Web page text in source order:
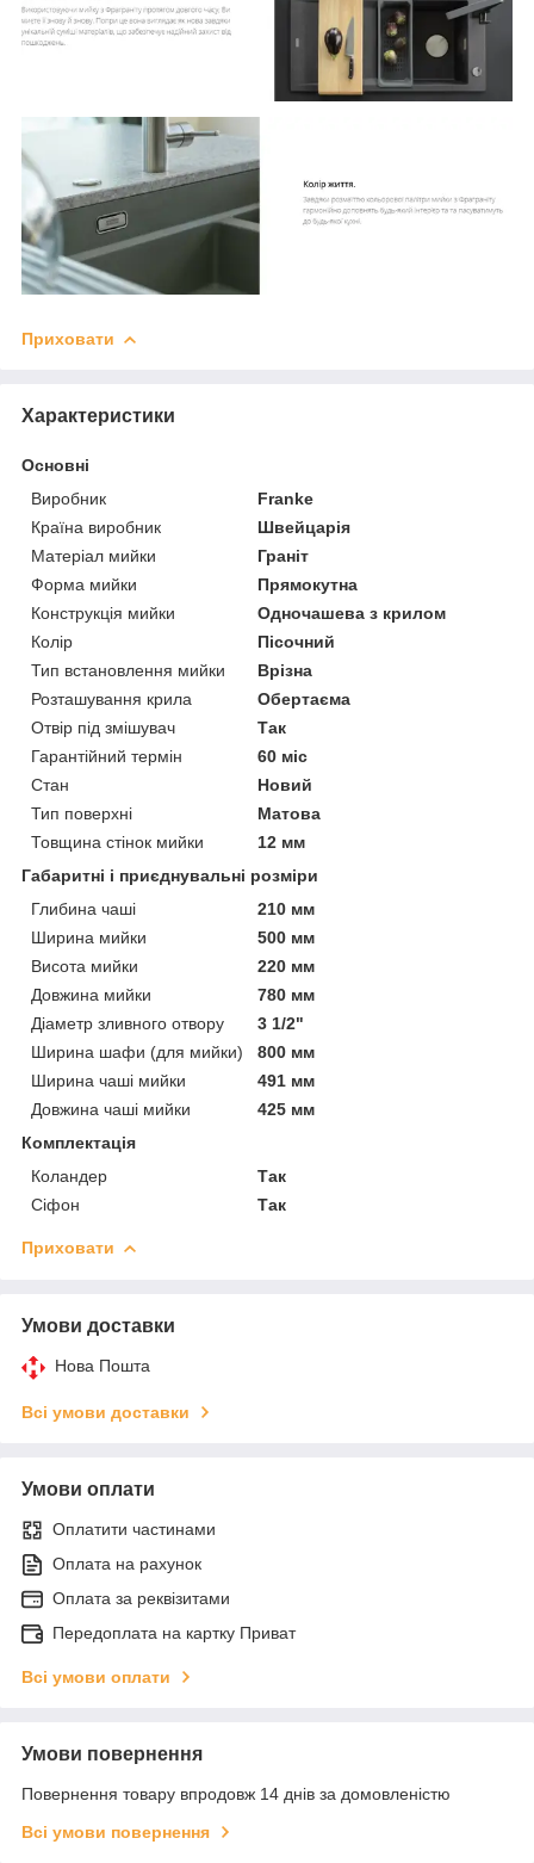
Приховати
Характеристики
Основні
Виробник
Franke
Країна виробник
Швейцарія
Матеріал мийки
Граніт
Форма мийки
Прямокутна
Конструкція мийки
Одночашева з крилом
Колір
Пісочний
Тип встановлення мийки
Врізна
Розташування крила
Обертаєма
Отвір під змішувач
Так
Гарантійний термін
60 міс
Стан
Новий
Тип поверхні
Матова
Товщина стінок мийки
12 мм
Габаритні і приєднувальні розміри
Глибина чаші
210 мм
Ширина мийки
500 мм
Висота мийки
220 мм
Довжина мийки
780 мм
Діаметр зливного отвору
3 1/2"
Ширина шафи (для мийки)
800 мм
Ширина чаші мийки
491 мм
Довжина чаші мийки
425 мм
Комплектація
Коландер
Так
Сіфон
Так
Приховати
Умови доставки
Нова Пошта
Всі умови доставки
Умови оплати
Оплатити частинами
Оплата на рахунок
Оплата за реквізитами
Передоплата на картку Приват
Всі умови оплати
Умови повернення
Повернення товару впродовж 14 днів за домовленістю
Всі умови повернення